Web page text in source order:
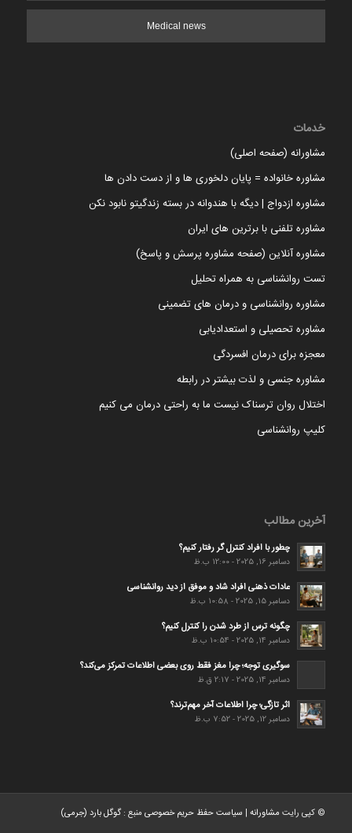
Medical news
خدمات
مشاورانه (صفحه اصلی)
مشاوره خانواده = پایان دلخوری ها و از دست دادن ها
مشاوره ازدواج | دیگه با هندوانه در بسته زندگیتو نابود نکن
مشاوره تلفنی با برترین های ایران
مشاوره آنلاین (صفحه مشاوره پرسش و پاسخ)
تست روانشناسی به همراه تحلیل
مشاوره روانشناسی و درمان های تضمینی
مشاوره تحصیلی و استعدادیابی
معجزه برای درمان افسردگی
مشاوره جنسی و لذت بیشتر در رابطه
اختلال روان ترسناک نیست ما به راحتی درمان می کنیم
کلیپ روانشناسی
آخرین مطالب
چطور با افراد کنترل گر رفتار کنیم؟
دسامبر 16, 2025 - 12:00 ب.ظ
عادات ذهنی افراد شاد و موفق از دید روانشناسی
دسامبر 15, 2025 - 10:58 ب.ظ
چگونه ترس از طرد شدن را کنترل کنیم؟
دسامبر 14, 2025 - 10:54 ب.ظ
سوگیری توجه؛ چرا مغز فقط روی بعضی اطلاعات تمرکز می‌کند؟
دسامبر 14, 2025 - 2:17 ق.ظ
اثر تازگی؛ چرا اطلاعات آخر مهم‌ترند؟
دسامبر 12, 2025 - 7:52 ب.ظ
© کپی رایت مشاورانه| سیاست حفظ حریم خصوصیمنبع :گوگل بارد (جرمی)